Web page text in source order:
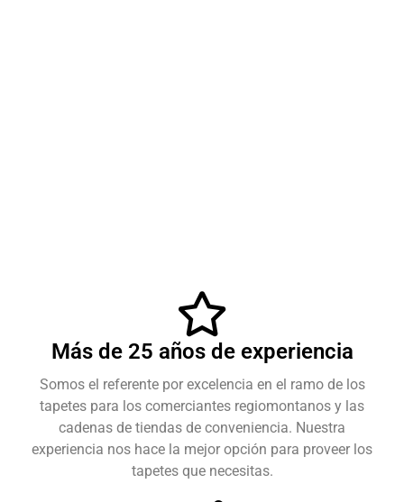
Más de 25 años de experiencia
Somos el referente por excelencia en el ramo de los
tapetes para los comerciantes regiomontanos y las
cadenas de tiendas de conveniencia. Nuestra
experiencia nos hace la mejor opción para proveer los
tapetes que necesitas.